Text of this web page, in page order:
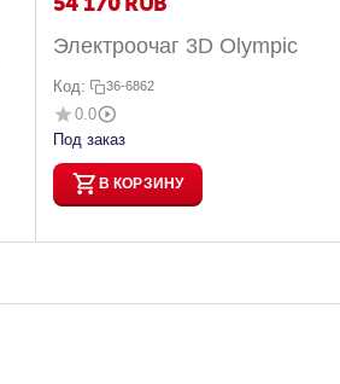
Электроочаг 3D Olympic
Код: 36-6862
0.0
Под заказ
В КОРЗИНУ